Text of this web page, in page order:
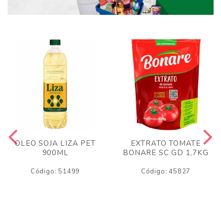
OLEO SOJA LIZA PET
900ML
Código: 51499
EXTRATO TOMATE
BONARE SC GD 1,7KG
Código: 45827